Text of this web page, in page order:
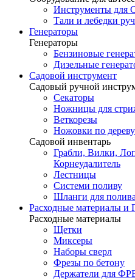
Инструменты для
Тали и лебедки
Генераторы
Генераторы
Бензиновые
Дизельные
Садовой инструмент
Садовый ручной
Секаторы
Ножницы для
Веткорезы
Ножовки по дереву
Садовой инвентарь
Грабли, Вилки,
Корнеудалитель
Лестницы
Системи поливу
Шланги для полива
Расходные материалы и
Расходные материалы
Щетки
Миксеры
Наборы сверл
Фрезы по бетону
Держатели для